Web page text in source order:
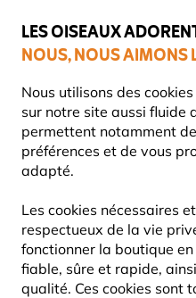
LES OISEAUX
NOUS, NOUS AIMONS
Nous utilisons des
sur notre site aussi fluide
permettent notamment
préférences et de vous
adapté.
Les cookies nécessaires
respectueux de la vie
fonctionner la boutique
fiable, sûre et rapide,
qualité. Ces cookies sont
catégories.
Livraison
MANGEOIRES POUR
Vous cherchez la
dans votre jardin ou sur
notre collection de